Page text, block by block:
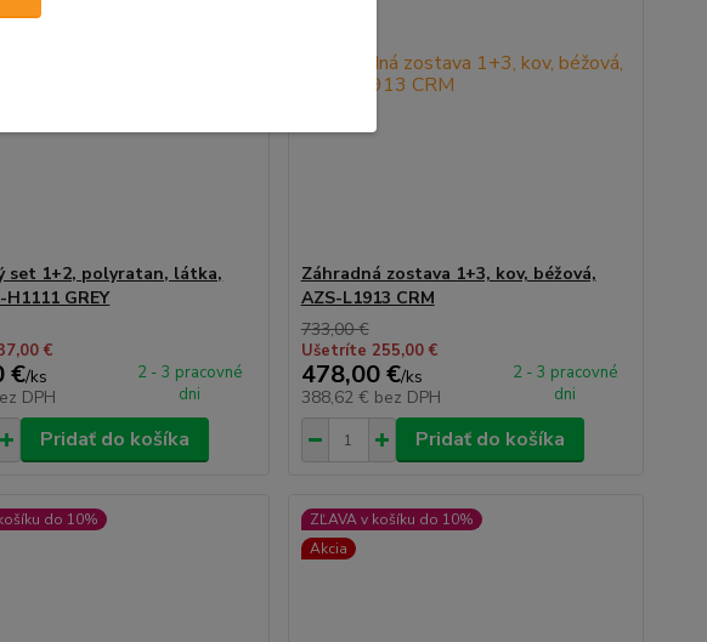
set 1+2, polyratan, látka,
H1111 GREY
€
€/ks
DPH
2 - 3 pracovné
dni
Pridať do košíka
Záhradná zostava 1+3, kov, béžová,
AZS-L1913 CRM
733,00 €
Ušetríte 255,00 €
478,00 €/ks
388,62 € bez DPH
2 - 3 pracovné
dni
Pridať do košíka
do 10%
ZĽAVA v košíku do 10%
Akcia